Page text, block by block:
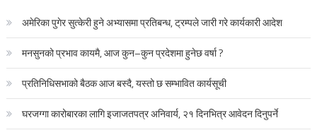
अमेरिका पुगेर सुत्केरी हुने अभ्यासमा प्रतिबन्ध, ट्रम्पले जारी गरे कार्यकारी आदेश
मनसुनको प्रभाव कायमै, आज कुन–कुन प्रदेशमा हुनेछ वर्षा ?
प्रतिनिधिसभाको बैठक आज बस्दै, यस्तो छ सम्भावित कार्यसूची
घरजग्गा कारोबारका लागि इजाजतपत्र अनिवार्य, २१ दिनभित्र आवेदन दिनुपर्ने